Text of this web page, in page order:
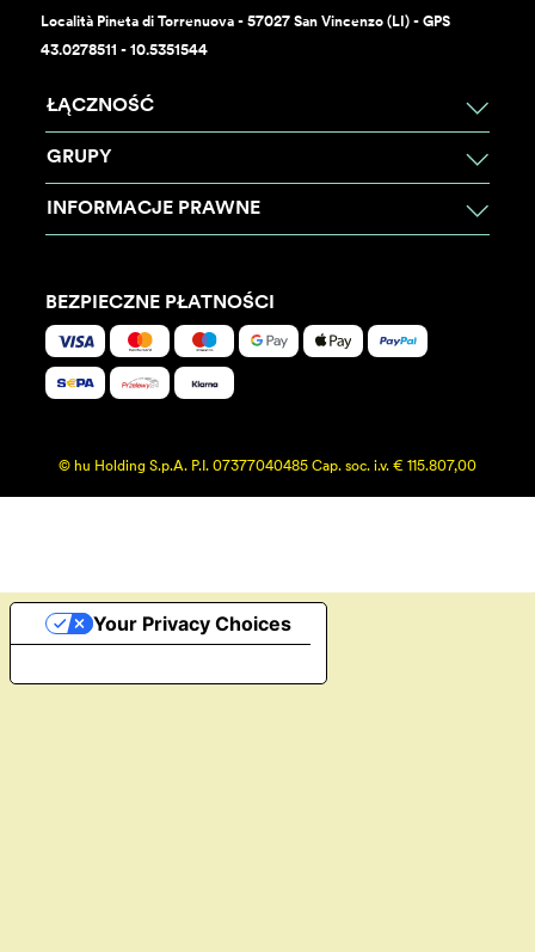
Località Pineta di Torrenuova - 57027 San Vincenzo (LI) - GPS
43.0278511 - 10.5351544
ŁĄCZNOŚĆ
GRUPY
INFORMACJE PRAWNE
BEZPIECZNE PŁATNOŚCI
© hu Holding S.p.A. P.I. 07377040485 Cap. soc. i.v. € 115.807,00
Your Privacy Choices